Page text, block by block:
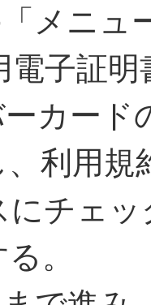
メニュ
電子証
カード
利用
にチェ
。